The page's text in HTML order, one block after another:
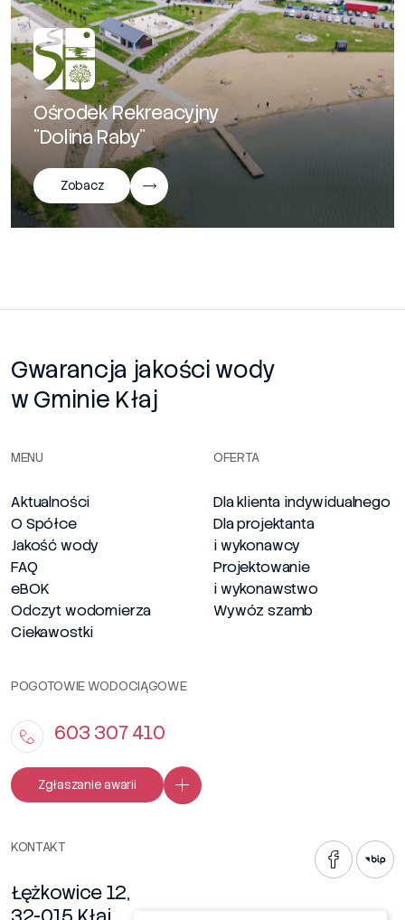
Ośrodek Rekreacyjny
"Dolina Raby"
Zobacz
Gwarancja jakości wody
w Gminie Kłaj
MENU
Aktualności
O Spółce
Jakość wody
FAQ
eBOK
Odczyt wodomierza
Ciekawostki
OFERTA
Dla klienta indywidualnego
Dla projektanta
i wykonawcy
Projektowanie
i wykonawstwo
Wywóz szamb
POGOTOWIE WODOCIĄGOWE
603 307 410
Zgłaszanie awarii
KONTAKT
Łężkowice 12,